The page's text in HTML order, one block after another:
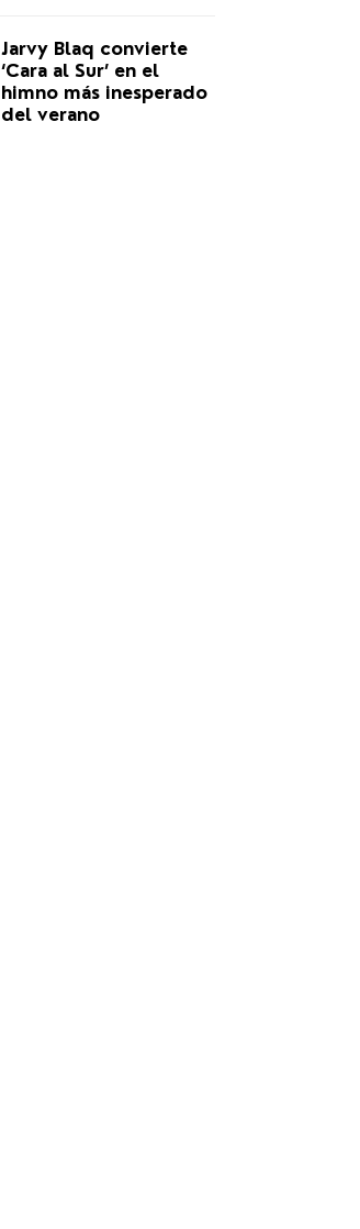
Jarvy Blaq convierte
‘Cara al Sur’ en el
himno más inesperado
del verano